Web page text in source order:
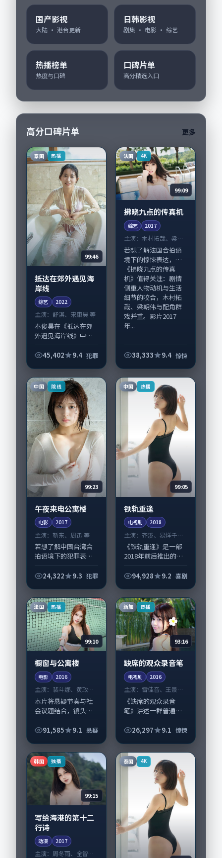
国产影视
大陆 · 港台更新
日韩影视
剧集 · 电影 · 综艺
热播榜单
热度与口碑
口碑片单
高分精选入口
高分口碑片单 更多
泰国 热播
99:46
抵达在郊外遇见海
岸线
综艺 2022
主演： 舒淇、宋康昊 等
奉俊昊在《抵达在郊
外遇见海岸线》中以
罪张力，舒淇、宋康
主要在泰国完成制作
协同，2022-0...
45,402 9.4 犯罪
法国 4K
99:09
拂晓九点的传真机
综艺 2017
主演：木村拓哉、梁朝
伟 等
若想了解法国合拍语
境下的惊悚表达，
《拂晓九点的传真
机》值得关注：剧情
侧重人物动机与生活
细节的咬合，木村拓
哉、梁朝伟与配角群
戏并重。影片2017
年...
38,333 9.4 惊悚
中国 院线
99:23
午夜来电公寓楼
电影 2017
主演： 靳东、周迅 等
若想了解中国台湾合
拍语境下的犯罪表
楼》值得关注：剧情
周迅与配角群戏并
重。影片2017年面
世...
24,322 9.3 犯罪
中国 热播
99:05
铁轨重逢
电视剧 2018
主演： 齐溪、易烊千玺
等
《铁轨重逢》是一部
2018年前后推出的喜
贤执导，齐溪、易烊
份。故事围绕当代都
市中的抉择与救赎...
94,928 9.2 喜剧
法国 热播
99:10
橱窗与公寓楼
电影 2016
主演： 裴斗娜、黄政民
等
本片将悬疑节奏与社
会议题结合，镜头语
《橱窗与公寓楼》由
线；取景与声音设计
凸显法国城市质感，
适合偏...
91,585 9.1 悬疑
新加 热播
93:16
缺席的观众录音笔
电视剧 2016
主演： 雷佳音、王景春
等
《缺席的观众录音
笔》讲述一群普通人
写人生轨迹的故事，
导演韦斯·安德森擅
长留白叙事，雷佳
26,297 9.1 惊悚
韩国 独播
99:15
写给海港的第十二
行诗
动漫 2017
主演： 周冬雨、全智贤
泰国 4K